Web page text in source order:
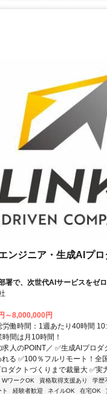
ンジニア・生成AIプ
署で、次世代AIサービスをゼロ
～8,000,000円
労働時間：1週あたり40時間
間は月10時間！
人のPOINT／ ✅生成AIプロダ
る ✅100％フルリモート！全
ダクトづくりまで裁量大 ✅実
WワークOK 資格取得支援あり 学歴
ト 経験者歓迎 ネイルOK 在宅OK